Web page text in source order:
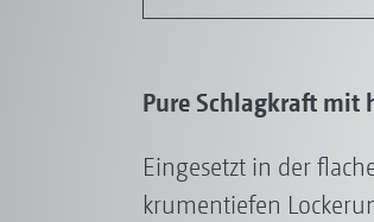
Pure Schlagkraft mit
Eingesetzt in der
krumentiefen